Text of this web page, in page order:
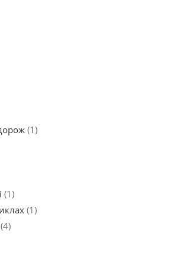
(1)
(1)
(1)